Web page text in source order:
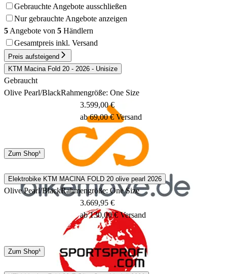
Gebrauchte Angebote ausschließen
Nur gebrauchte Angebote anzeigen
5 Angebote von 5 Händlern
Gesamtpreis inkl. Versand
Preis aufsteigend
KTM Macina Fold 20 - 2026 - Unisize
Gebraucht
Olive Pearl/BlackRahmengröße: One Size
Spedition
3.599,00 €
ab 69,00 € Versand
Zum Shop¹
Elektrobike KTM MACINA FOLD 20 olive pearl 2026
Olive Pearl/BlackRahmengröße: One Size
DHL
3.669,95 €
ab 130,00 € Versand
Zum Shop¹